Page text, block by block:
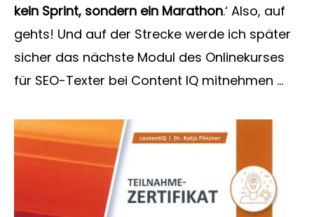
kein Sprint, sondern ein Marathon.‘ Also, auf
gehts! Und auf der Strecke werde ich später
sicher das nächste Modul des Onlinekurses
für SEO-Texter bei Content IQ mitnehmen …